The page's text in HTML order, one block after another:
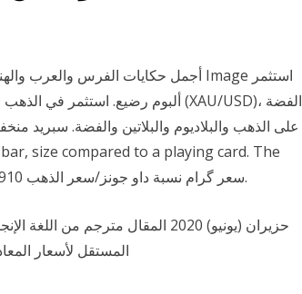
plastic Gold price history in 1960–2014. سعر گرام نسبة داو جونز/سعر الذهب 1910-2020.